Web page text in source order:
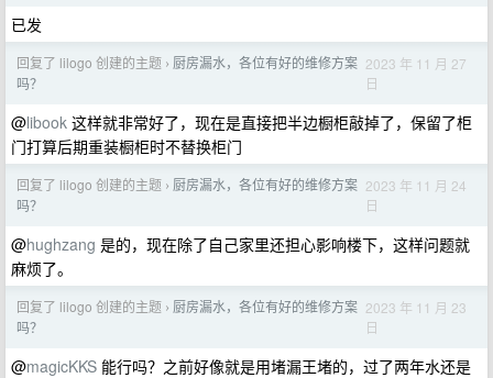
已发
回复了 lilogo 创建的主题 › 厨房漏水，各位有好的维修方案
吗？
2023 年 11 月 27
日
@libook 这样就非常好了，现在是直接把半边橱柜敲掉了，保留了柜
门打算后期重装橱柜时不替换柜门
回复了 lilogo 创建的主题 › 厨房漏水，各位有好的维修方案
吗？
2023 年 11 月 24
日
@hughzang 是的，现在除了自己家里还担心影响楼下，这样问题就
麻烦了。
回复了 lilogo 创建的主题 › 厨房漏水，各位有好的维修方案
吗？
2023 年 11 月 23
日
@magicKKS 能行吗？之前好像就是用堵漏王堵的，过了两年水还是